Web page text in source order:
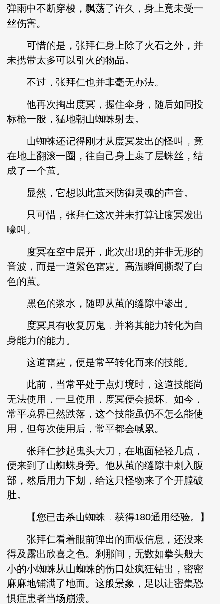
弹雨中不断穿梭，飘荡了许久，身上竟未受一
丝伤害。
可惜的是，张拜仁身上除了火石之外，并
未携带太多可以引火的物品。
不过，张拜仁也并非毫无办法。
他再次掏出度冥，握住伞身，随后如同投
标枪一般，猛地朝山蜘蛛射去。
山蜘蛛还记得刚才从度冥发出的怪叫，竟
在地上翻滚一圈，往自己身上裹了层蛛丝，结
成了一个茧。
显然，它想以此茧来防御灵魂的声音。
只可惜，张拜仁这次并未打算让度冥发出
嚎叫。
度冥在空中展开，此次出现的并非无形的
音波，而是一道紫色雷霆。高温瞬间撕裂了白
色的茧。
黑色的浆水，随即从茧的缝隙中渗出。
度冥具有收复厉鬼，并将其能力转化为自
身能力的能力。
这道雷霆，便是常平转化而来的技能。
此前，当常平处于点灯境时，这道技能尚
无法使用，一旦使用，度冥便会损坏。如今，
常平境界已然跌落，这个技能虽仍不怎么能使
用，但每次使用后，常平都会喊累。
张拜仁抄起鬼头大刀，在地面轻轻几点，
便来到了山蜘蛛身旁。他从茧的缝隙中刺入腹
部，然后用力下划，给这只怪物来了个开膛破
肚。
【您已击杀山蜘蛛，获得180通用经验。】
张拜仁看着眼前弹出的面板信息，还没来
得及露出欣喜之色。刹那间，无数如拳头般大
小的小蜘蛛从山蜘蛛的伤口处疯狂钻出，密密
麻麻地铺满了地面。这般景象，足以让密集恐
惧症患者当场崩溃。